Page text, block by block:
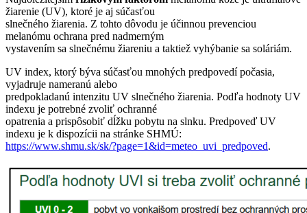
žiarenie (UV), ktoré je aj súčasťou
slnečného žiarenia. Z tohto dôvodu je účinnou prevenciou
melanómu ochrana pred nadmerným
vystavením sa slnečnému žiareniu a taktiež vyhýbanie sa soláriám.
UV index, ktorý býva súčasťou mnohých predpovedí počasia,
vyjadruje nameranú alebo
predpokladanú intenzitu UV slnečného žiarenia. Podľa hodnoty UV
indexu je potrebné zvoliť ochranné
opatrenia a prispôsobiť dĺžku pobytu na slnku. Predpoveď UV
indexu je k dispozícii na stránke SHMÚ:
https://www.shmu.sk/sk/?page=1&id=meteo_uvi_predpoved.